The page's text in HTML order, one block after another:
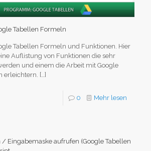
Tabellen Formeln
Tabellen Formeln und Funktionen. Hier
Auflistung von Funktionen die sehr
und einem die Arbeit mit Google
erleichtern. […]
0 Mehr lesen
Eingabemaske aufrufen (Google Tabellen